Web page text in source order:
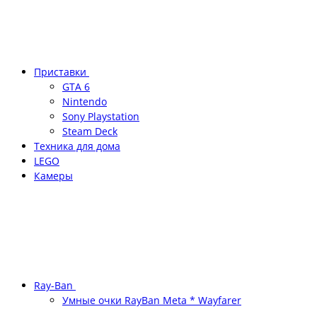
Приставки
GTA 6
Nintendo
Sony Playstation
Steam Deck
Техника для дома
LEGO
Камеры
Ray-Ban
Умные очки RayBan Meta * Wayfarer